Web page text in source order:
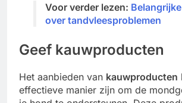
Voor verder lezen:
over tandvleesproblemen
Geef kauwproducten
Het aanbieden van kauwproducten
effectieve manier zijn om de